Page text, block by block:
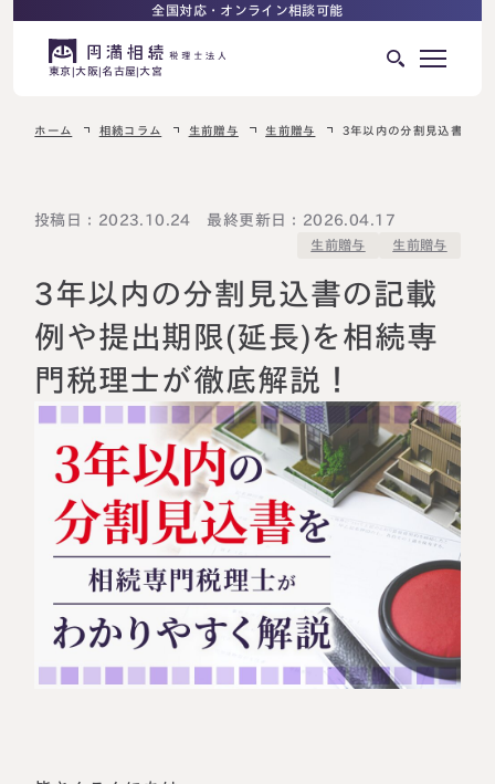
全国対応・オンライン相談可能
東京 大阪 名古屋 大宮
相続ロードマップ
ご相談の流れ
選ばれる理由
よくある質問
相続を学ぶ
相続税申告について
料金表
相続に備えたい方へ
生前対策相談について
相続税試算について
料金表
ホーム 相続コラム 生前贈与 生前贈与 3年以内の分割見込書の記
投稿日：2023.10.24 最終更新日：2026.04.17
生前贈与 生前贈与
3年以内の分割見込書の記載
例や提出期限(延長)を相続専
門税理士が徹底解説！